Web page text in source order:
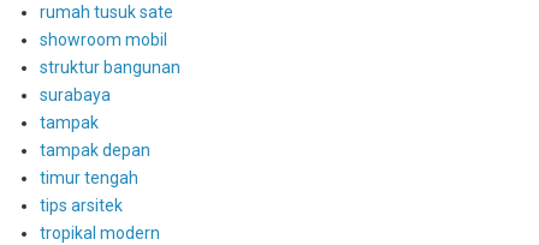
rumah tusuk sate
showroom mobil
struktur bangunan
surabaya
tampak
tampak depan
timur tengah
tips arsitek
tropikal modern